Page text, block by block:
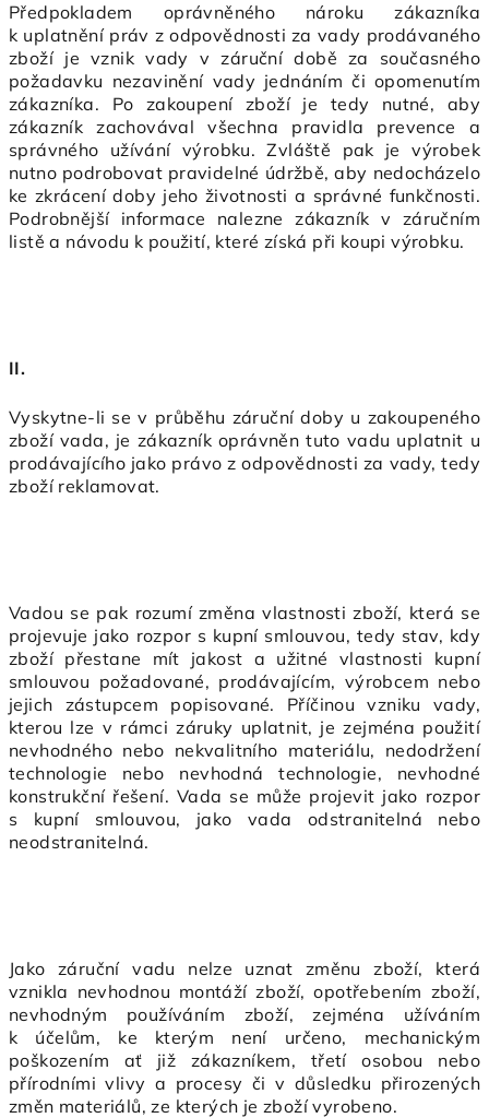
Předpokladem oprávněného nároku zákazníka
k uplatnění práv z odpovědnosti za vady prodávaného
zboží je vznik vady v záruční době za současného
požadavku nezavinění vady jednáním či opomenutím
zákazníka. Po zakoupení zboží je tedy nutné, aby
zákazník zachovával všechna pravidla prevence a
správného užívání výrobku. Zvláště pak je výrobek
nutno podrobovat pravidelné údržbě, aby nedocházelo
ke zkrácení doby jeho životnosti a správné funkčnosti.
Podrobnější informace nalezne zákazník v záručním
listě a návodu k použití, které získá při koupi výrobku.
II.
Vyskytne-li se v průběhu záruční doby u zakoupeného
zboží vada, je zákazník oprávněn tuto vadu uplatnit u
prodávajícího jako právo z odpovědnosti za vady, tedy
zboží reklamovat.
Vadou se pak rozumí změna vlastnosti zboží, která se
projevuje jako rozpor s kupní smlouvou, tedy stav, kdy
zboží přestane mít jakost a užitné vlastnosti kupní
smlouvou požadované, prodávajícím, výrobcem nebo
jejich zástupcem popisované. Příčinou vzniku vady,
kterou lze v rámci záruky uplatnit, je zejména použití
nevhodného nebo nekvalitního materiálu, nedodržení
technologie nebo nevhodná technologie, nevhodné
konstrukční řešení. Vada se může projevit jako rozpor
s kupní smlouvou, jako vada odstranitelná nebo
neodstranitelná.
Jako záruční vadu nelze uznat změnu zboží, která
vznikla nevhodnou montáží zboží, opotřebením zboží,
nevhodným používáním zboží, zejména užíváním
k účelům, ke kterým není určeno, mechanickým
poškozením ať již zákazníkem, třetí osobou nebo
přírodními vlivy a procesy či v důsledku přirozených
změn materiálů, ze kterých je zboží vyrobeno.